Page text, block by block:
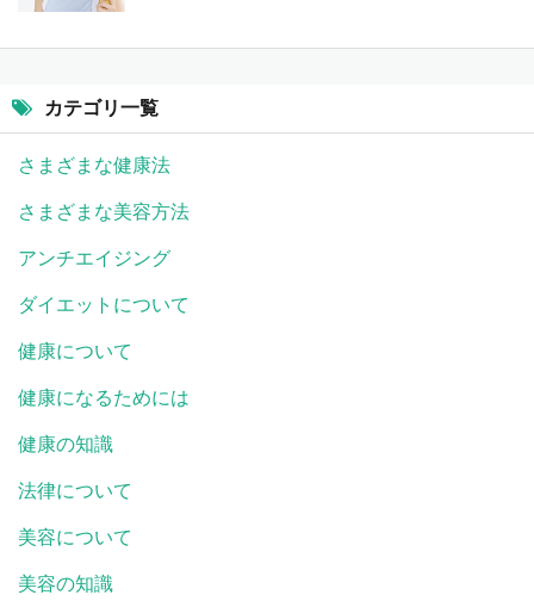
カテゴリ一覧
さまざまな健康法
さまざまな美容方法
アンチエイジング
ダイエットについて
健康について
健康になるためには
健康の知識
法律について
美容について
美容の知識